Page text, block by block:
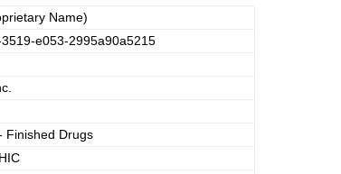
Name)
e053-2995a90a5215
Finished Drugs